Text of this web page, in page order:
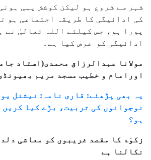
شہر سے شروع ہو لیکن کوشش یہی
کی ادائیگی کا طریقہ اجتماعی ہو
پورا ہو، جس کیلئے اللہ تعالیٰ نے
ادائیگی کو فرض کیا ہے۔
مولانا عبدالرزاق محمدی(استاد
اورامام و خطیب مسجد مریم
یہ بھی پڑھئے: قاری نامہ: نیشنل
نوجوانوں کی تربیت، بڑے کیا
ہو؟
زکوٰۃ کا مقصد غریبوں کو معاشی
نکالنا ہے